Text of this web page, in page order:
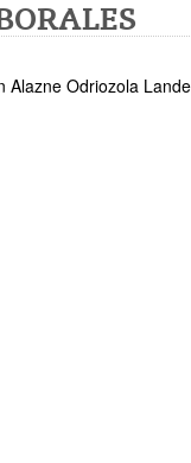
Odriozola